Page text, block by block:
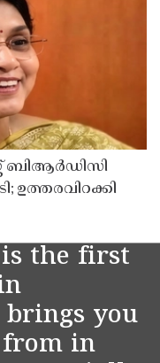
ബിആർഡിസി
is the first
you
from in